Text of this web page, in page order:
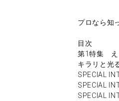
プロなら知
目次
第1特集 え
キラリと光
SPECIAL
SPECIAL
SPECIAL